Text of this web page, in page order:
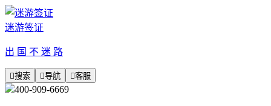
迷游签证
出 国 不 迷 路
搜索 导航 客服
400-909-6669